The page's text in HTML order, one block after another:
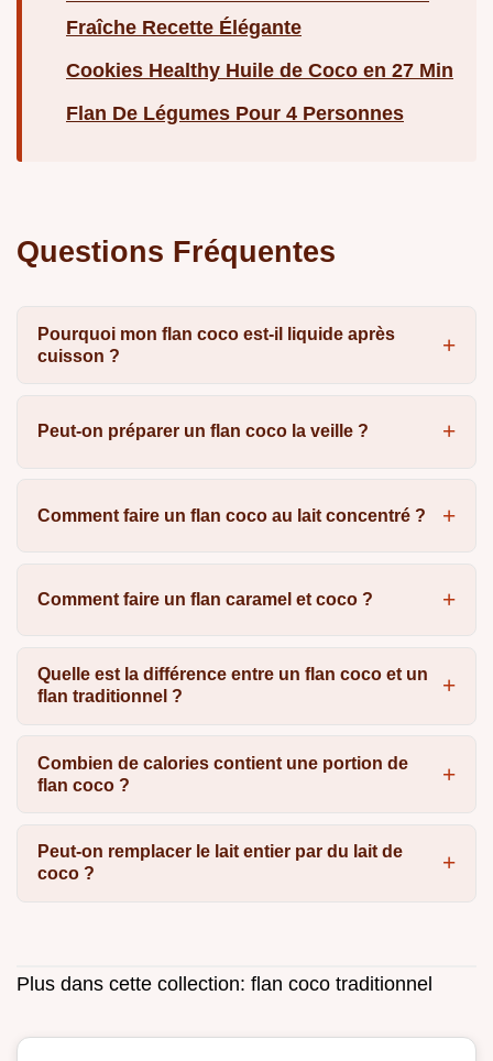
Fraîche Recette Élégante
Cookies Healthy Huile de Coco en 27 Min
Flan De Légumes Pour 4 Personnes
Questions Fréquentes
Pourquoi mon flan coco est-il liquide après
cuisson ?
Peut-on préparer un flan coco la veille ?
Comment faire un flan coco au lait concentré ?
Comment faire un flan caramel et coco ?
Quelle est la différence entre un flan coco et un
flan traditionnel ?
Combien de calories contient une portion de
flan coco ?
Peut-on remplacer le lait entier par du lait de
coco ?
Plus dans cette collection: flan coco traditionnel